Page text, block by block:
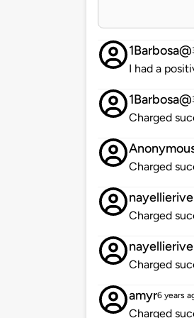
1Barbosa@
I had a
1Barbosa@
Charged
Charged
Charged
Charged
amyr6 years
Charged